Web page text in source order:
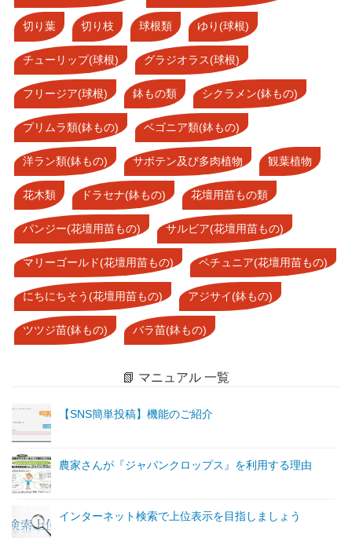
切り葉 切り枝 球根類 ゆり(球根)
チューリップ(球根) グラジオラス(球根)
フリージア(球根) 鉢もの類 シクラメン(鉢もの)
プリムラ類(鉢もの) ベゴニア類(鉢もの)
洋ラン類(鉢もの) サボテン及び多肉植物 観葉植物
花木類 ドラセナ(鉢もの) 花壇用苗もの類
パンジー(花壇用苗もの) サルビア(花壇用苗もの)
マリーゴールド(花壇用苗もの) ペチュニア(花壇用苗もの)
にちにちそう(花壇用苗もの) アジサイ(鉢もの)
ツツジ苗(鉢もの) バラ苗(鉢もの)
📗 マニュアル 一覧
【SNS簡単投稿】機能のご紹介
農家さんが『ジャパンクロップス』を利用する理由
インターネット検索で上位表示を目指しましょう